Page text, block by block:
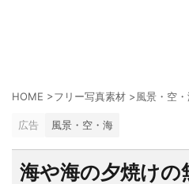
HOME >フリー写真素材 >風景・空
広告 風景・空・海
海や海の夕焼けの